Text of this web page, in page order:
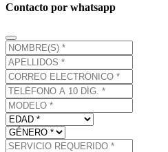
Contacto por whatsapp